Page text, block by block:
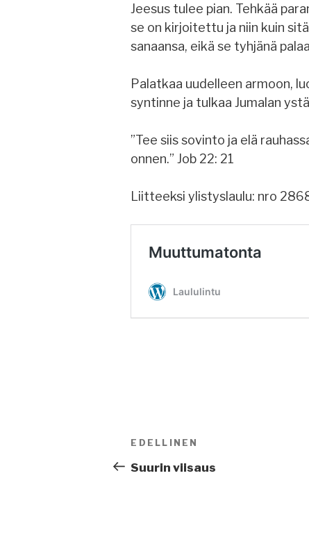
Jeesus tulee pian. Tehkää
se on kirjoitettu ja niin kuin
sanaansa, eikä se tyhjänä
Palatkaa uudelleen armoon,
syntinne ja tulkaa Jumalan
”Tee siis sovinto ja elä
onnen.” Job 22: 21
Liitteeksi ylistyslaulu: nro
Artikkelien
selaus
Edellinen
artikkeli
EDELLINEN
Suurin viisaus